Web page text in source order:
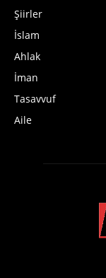
Şiirler
İslam
Ahlak
İman
Tasavvuf
Aile